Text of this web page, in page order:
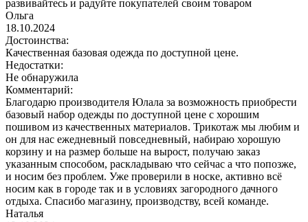
развивайтесь и радуйте покупателей своим товаром
Ольга
18.10.2024
Достоинства:
Качественная базовая одежда по доступной цене.
Недостатки:
Не обнаружила
Комментарий:
Благодарю производителя Юлала за возможность приобрести
базовый набор одежды по доступной цене с хорошим
пошивом из качественных материалов. Трикотаж мы любим и
он для нас ежедневный повседневный, набираю хорошую
корзину и на размер больше на вырост, получаю заказ
указанным способом, раскладываю что сейчас а что попозже,
и носим без проблем. Уже проверили в носке, активно всё
носим как в городе так и в условиях загородного дачного
отдыха. Спасибо магазину, производству, всей команде.
Наталья